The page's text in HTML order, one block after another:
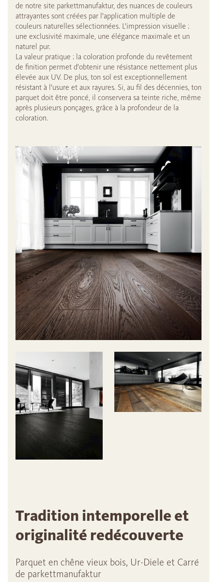
de notre site parkettmanufaktur, des nuances de couleurs
attrayantes sont créées par l'application multiple de
couleurs naturelles sélectionnées. L'impression visuelle :
une exclusivité maximale, une élégance maximale et un
naturel pur.
La valeur pratique : la coloration profonde du revêtement
de finition permet d'obtenir une résistance nettement plus
élevée aux UV. De plus, ton sol est exceptionnellement
résistant à l'usure et aux rayures. Si, au fil des décennies, ton
parquet doit être poncé, il conservera sa teinte riche, même
après plusieurs ponçages, grâce à la profondeur de la
coloration.
Tradition intemporelle et
originalité redécouverte
Parquet en chêne vieux bois, Ur-Diele et Carré
de parkettmanufaktur